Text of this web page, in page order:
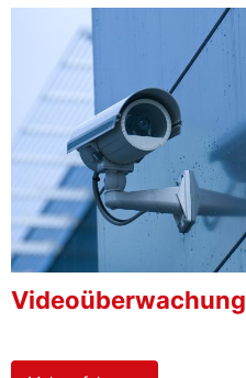
Videoüberwachung